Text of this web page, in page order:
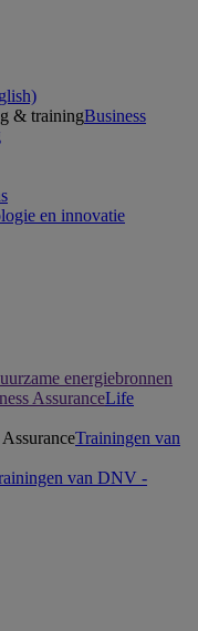
Business
en innovatie
energiebronnen
AssuranceLife
Trainingen van
van DNV -